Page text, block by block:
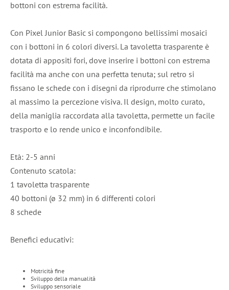
bottoni con estrema facilità.
Con Pixel Junior Basic si compongono bellissimi mosaici
con i bottoni in 6 colori diversi. La tavoletta trasparente è
dotata di appositi fori, dove inserire i bottoni con estrema
facilità ma anche con una perfetta tenuta; sul retro si
fissano le schede con i disegni da riprodurre che stimolano
al massimo la percezione visiva. Il design, molto curato,
della maniglia raccordata alla tavoletta, permette un facile
trasporto e lo rende unico e inconfondibile.
Età: 2-5 anni
Contenuto scatola:
1 tavoletta trasparente
40 bottoni (ø 32 mm) in 6 differenti colori
8 schede
Benefici educativi:
Motricità fine
Sviluppo della manualità
Sviluppo sensoriale